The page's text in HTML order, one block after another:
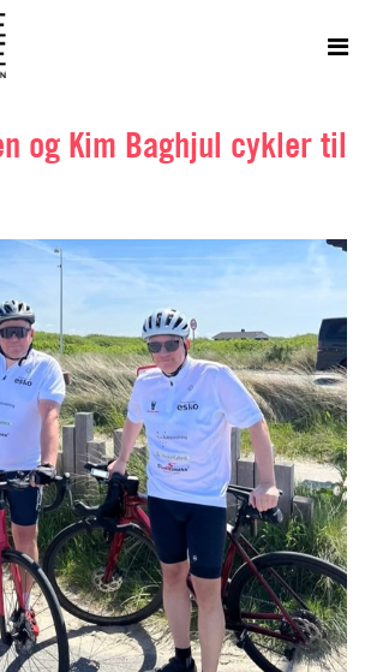
og Kim Baghjul cykler til